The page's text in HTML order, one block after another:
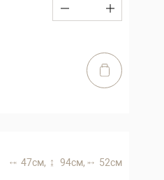
47 см, 94 см, 52 см